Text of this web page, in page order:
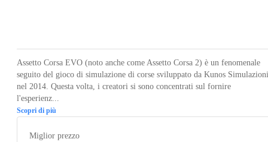
Assetto Corsa EVO (noto anche come Assetto Corsa 2) è un fenomenale
seguito del gioco di simulazione di corse sviluppato da Kunos Simulazioni
nel 2014. Questa volta, i creatori si sono concentrati sul fornire
l'esperienz...
Scopri di più
Miglior prezzo